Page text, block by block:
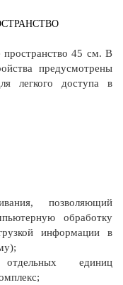
пространство 45 см. В
предусмотрены
легкого доступа в
позволяющий
обработку
информации в
единиц